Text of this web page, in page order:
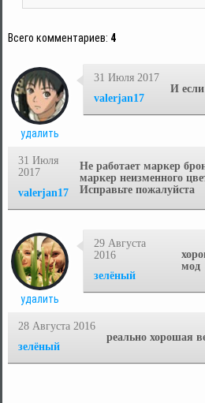
Всего комментариев: 4
удалить
31 Июля 2017
valerjan17
И
31 Июля
2017
valerjan17
Не работает маркер
маркер неизменного
Исправьте пожалуйста
удалить
29 Августа
2016
зелёный
мод
28 Августа 2016
зелёный
реально хорошая